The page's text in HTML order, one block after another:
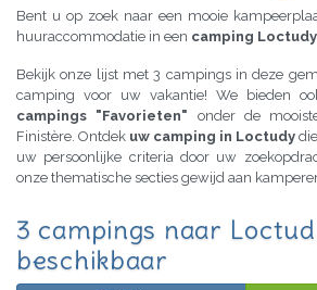
Bent u op zoek naar een mooie
huuraccommodatie in een camping
Bekijk onze lijst met 3 campings in deze
camping voor uw vakantie! We bieden
campings "Favorieten" onder de
Finistère. Ontdek uw camping in Loctudy
uw persoonlijke criteria door uw
onze thematische secties gewijd aan
3 campings naar
beschikbaar